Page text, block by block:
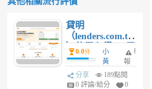
貸明
（lenders.com.tw
）使用心得 — 民
間貸款比較平台
體驗
0.0分
小
黃
蜂
1
舉
報
分享
189點閱
0 評論/給分
0